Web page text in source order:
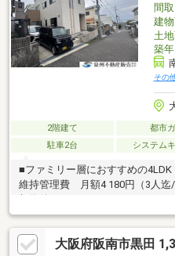
間取
建
土
築年
その
2階建て 都市
駐車2台
システム
■ファミリー層におすすめの
維持管理費 月額4 180円（3人迄/
大阪府阪南市黒田